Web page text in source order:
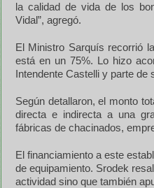
la calidad de vida de los
Vidal”, agregó.
El Ministro Sarquís recorrió
está en un 75%. Lo hizo
Intendente Castelli y parte de
Según detallaron, el monto
directa e indirecta a una
fábricas de chacinados,
El financiamiento a este
de equipamiento. Srodek
actividad sino que también